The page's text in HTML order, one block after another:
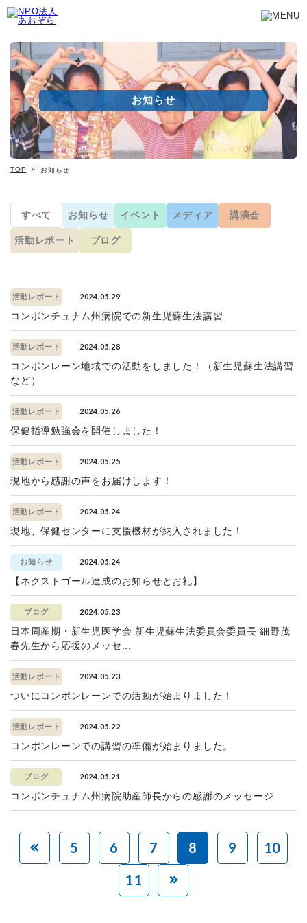
お知らせ
TOP お知らせ
すべて お知らせ イベント メディア 講演会
活動レポート ブログ
活動レポート 2024.05.29
コンポンチュナム州病院での新生児蘇生法講習
活動レポート 2024.05.28
コンポンレーン地域での活動をしました！（新生児蘇生法講習
など）
活動レポート 2024.05.26
保健指導勉強会を開催しました！
活動レポート 2024.05.25
現地から感謝の声をお届けします！
活動レポート 2024.05.24
現地、保健センターに支援機材が納入されました！
お知らせ 2024.05.24
【ネクストゴール達成のお知らせとお礼】
ブログ 2024.05.23
日本周産期・新生児医学会 新生児蘇生法委員会委員長 細野茂
春先生から応援のメッセ...
活動レポート 2024.05.23
ついにコンポンレーンでの活動が始まりました！
活動レポート 2024.05.22
コンポンレーンでの講習の準備が始まりました。
ブログ 2024.05.21
コンポンチュナム州病院助産師長からの感謝のメッセージ
5 6 7 8 9
10
11